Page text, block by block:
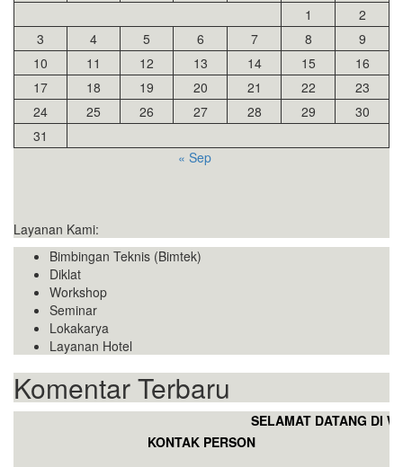
1
2
3
4 5 6 7 8
9
10
11 12 13 14 15
16
17
18 19 20 21 22
23
24
25 26 27 28 29
30
31
« Sep
Layanan Kami:
Bimbingan Teknis (Bimtek)
Diklat
Workshop
Seminar
Lokakarya
Layanan Hotel
Komentar Terbaru
SELAMAT DATANG DI
KONTAK PERSON